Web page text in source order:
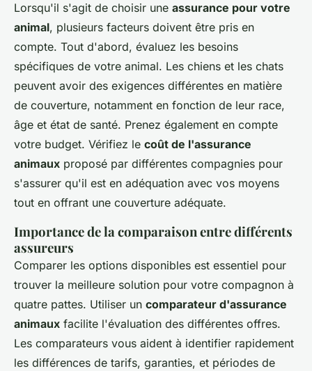
Lorsqu'il s'agit de choisir une assurance pour votre
animal, plusieurs facteurs doivent être pris en
compte. Tout d'abord, évaluez les besoins
spécifiques de votre animal. Les chiens et les chats
peuvent avoir des exigences différentes en matière
de couverture, notamment en fonction de leur race,
âge et état de santé. Prenez également en compte
votre budget. Vérifiez le coût de l'assurance
animaux proposé par différentes compagnies pour
s'assurer qu'il est en adéquation avec vos moyens
tout en offrant une couverture adéquate.
Importance de la comparaison entre différents
assureurs
Comparer les options disponibles est essentiel pour
trouver la meilleure solution pour votre compagnon à
quatre pattes. Utiliser un comparateur d'assurance
animaux facilite l'évaluation des différentes offres.
Les comparateurs vous aident à identifier rapidement
les différences de tarifs, garanties, et périodes de